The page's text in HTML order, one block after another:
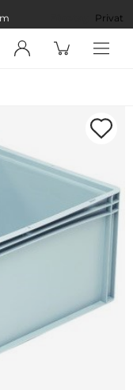
Privat
du vill
Privat